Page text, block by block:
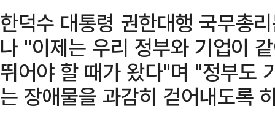
한덕수 대통령 권한대행 국무총
나 "이제는 우리 정부와 기업이
뛰어야 할 때가 왔다"며 "정부도
는 장애물을 과감히 걷어내도록